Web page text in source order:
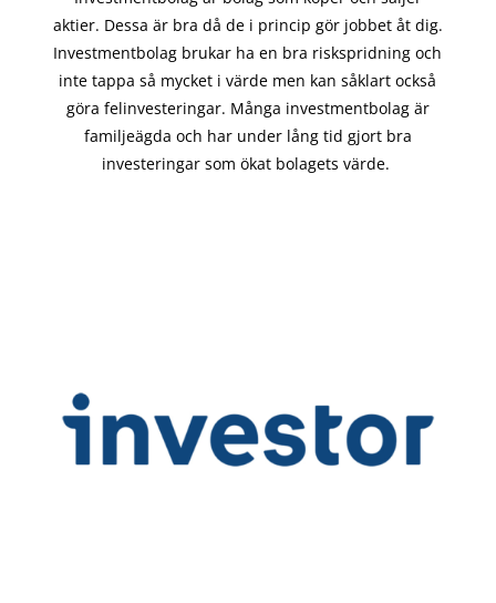
aktier. Dessa är bra då de i princip görjobbet åt dig.
Investmentbolag brukar ha en bra riskspridning och
inte tappa så mycket i värde men kan såklart också
göra felinvesteringar. Många investmentbolag är
familjeägda och har under lång tid gjort bra
investeringar som ökat bolagets värde.